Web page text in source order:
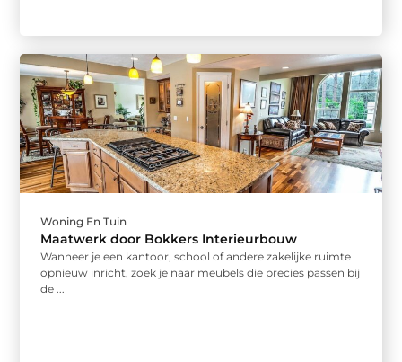
Woning En Tuin
Maatwerk door Bokkers Interieurbouw
Wanneer je een kantoor, school of andere zakelijke ruimte
opnieuw inricht, zoek je naar meubels die precies passen bij
de ...